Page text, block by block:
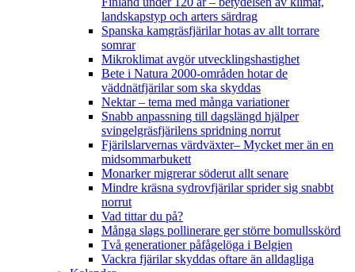
landskapstyp och arters särdrag
Spanska kamgräsfjärilar hotas av allt torrare
somrar
Mikroklimat avgör utvecklingshastighet
Bete i Natura 2000-områden hotar de
väddnätfjärilar som ska skyddas
Nektar – tema med många variationer
Snabb anpassning till dagslängd hjälper
svingelgräsfjärilens spridning norrut
Fjärilslarvernas värdväxter– Mycket mer än en
midsommarbukett
Monarker migrerar söderut allt senare
Mindre kräsna sydrovfjärilar sprider sig snabbt
norrut
Vad tittar du på?
Många slags pollinerare ger större bomullsskörd
Två generationer påfågelöga i Belgien
Vackra fjärilar skyddas oftare än alldagliga